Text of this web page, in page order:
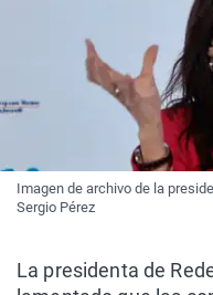
Imagen de archivo de la
Sergio Pérez
La presidenta de